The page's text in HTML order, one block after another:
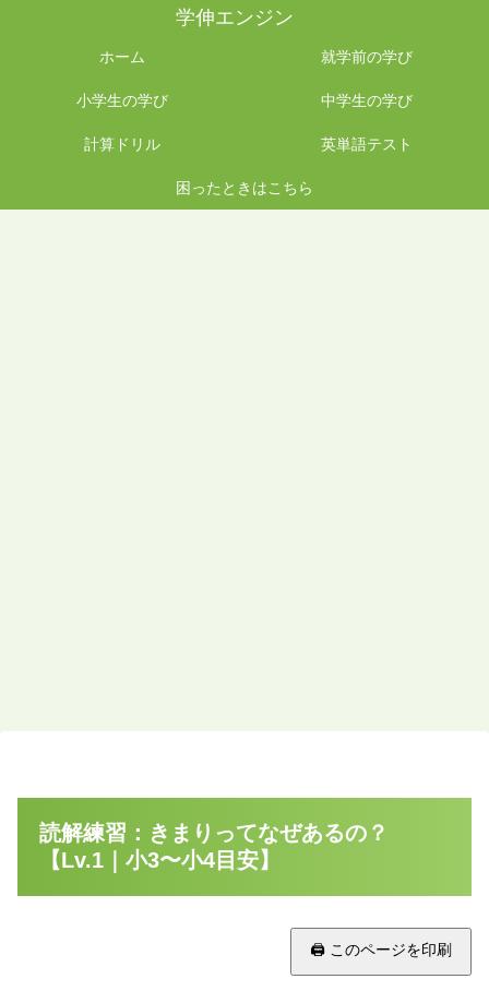
学伸エンジン
ホーム 就学前の学び
小学生の学び 中学生の学び
計算ドリル 英単語テスト
困ったときはこちら
読解練習：きまりってなぜあるの？
【Lv.1｜小3〜小4目安】
🖨 このページを印刷